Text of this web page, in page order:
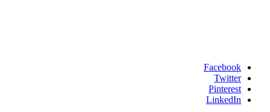
Facebook
Twitter
Pinterest
LinkedIn